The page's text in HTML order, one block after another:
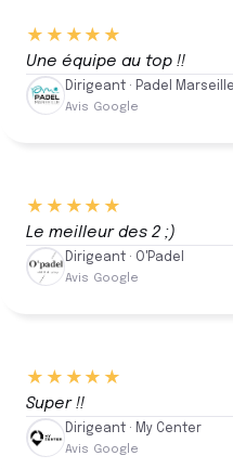
★★★★★
Une équipe au top !!
Dirigeant · Padel Marseille
Avis Google
★★★★★
Le meilleur des 2 ;)
Dirigeant · O'Padel
Avis Google
★★★★★
Super !!
Dirigeant · My Center
Avis Google